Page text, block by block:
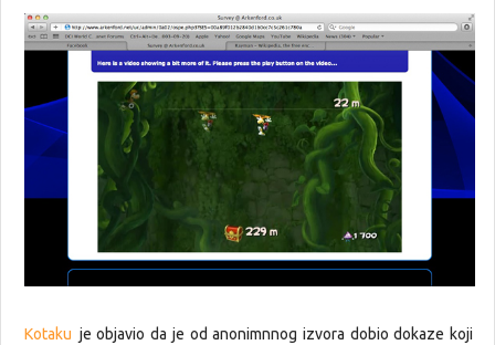
Kotaku je objavio da je od anonimnnog izvora dobio dokaze koji